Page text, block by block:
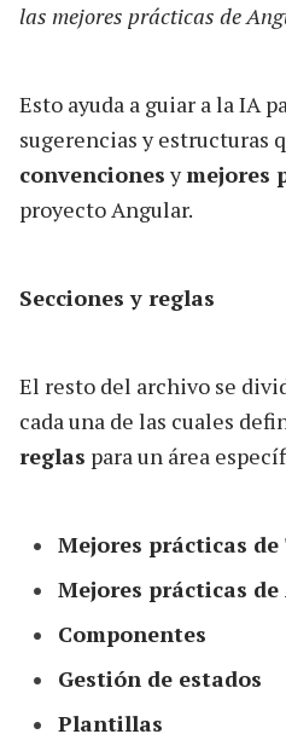
las mejores prácticas de
Esto ayuda a guiar a la IA
sugerencias y estructuras
convenciones ymejores
proyecto Angular.
Secciones y reglas
El resto del archivo se
cada una de las cuales
reglas para un área
Mejores prácticas
Mejores prácticas
Componentes
Gestión de estados
Plantillas